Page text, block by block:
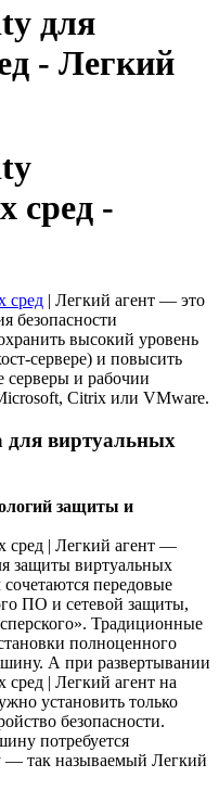
для
- Легкий
сред -
сред | Легкий агент — это
безопасности
высокий уровень
сервере) и повысить
серверы и рабочии
Citrix или VMware.
для виртуальных
защиты и
сред | Легкий агент —
защиты виртуальных
передовые
ПО и сетевой защиты,
Традиционные
полноценного
А при развертывании
сред | Легкий агент на
установить только
безопасности.
потребуется
— так называемый Легкий